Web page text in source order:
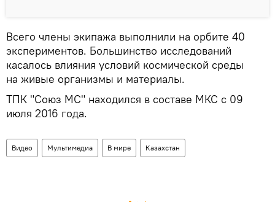
Всего члены экипажа выполнили на орбите 40
экспериментов. Большинство исследований
касалось влияния условий космической среды
на живые организмы и материалы.
ТПК "Союз МС" находился в составе МКС с 09
июля 2016 года.
Видео Мультимедиа В мире Казахстан